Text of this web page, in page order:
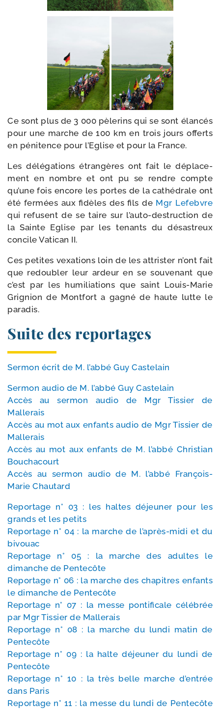
Ce sont plus de 3 000 pèle­rins qui se sont élan­cés
pour une marche de 100 km en trois jours offerts
en péni­tence pour l’Eglise et pour la France.
Les délé­ga­tions étran­gères ont fait le dépla­ce­
ment en nombre et ont pu se rendre compte
qu’une fois encore les portes de la cathé­drale ont
été fer­mées aux fidèles des fils de Mgr Lefebvre
qui refusent de se taire sur l’auto-​destruction de
la Sainte Eglise par les tenants du désas­treux
concile Vatican II.
Ces petites vexa­tions loin de les attris­ter n’ont fait
que redou­bler leur ardeur en se sou­ve­nant que
c’est par les humi­lia­tions que saint Louis-​Marie
Grignion de Montfort a gagné de haute lutte le
paradis.
Suite des reportages
Sermon écrit de M. l’ab­bé Guy Castelain
Sermon audio de M. l’ab­bé Guy Castelain
Accès au ser­mon audio de Mgr Tissier de
Mallerais
Accès au mot aux enfants audio de Mgr Tissier de
Mallerais
Accès au mot aux enfants de M. l’ab­bé Christian
Bouchacourt
Accès au ser­mon audio de M. l’ab­bé François-​
Marie Chautard
Reportage n° 03 : les haltes déjeu­ner pour les
grands et les petits
Reportage n° 04 : la marche de l’après-​midi et du
bivouac
Reportage n° 05 : la marche des adultes le
dimanche de Pentecôte
Reportage n° 06 : la marche des cha­pitres enfants
le dimanche de Pentecôte
Reportage n° 07 : la messe pon­ti­fi­cale célé­brée
par Mgr Tissier de Mallerais
Reportage n° 08 : la marche du lun­di matin de
Pentecôte
Reportage n° 09 : la halte déjeu­ner du lun­di de
Pentecôte
Reportage n° 10 : la très belle marche d’en­trée
dans Paris
Reportage n° 11 : la messe du lun­di de Pentecôte